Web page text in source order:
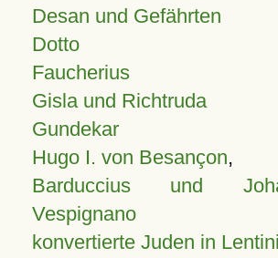
Desan und Gefährten
Dotto
Faucherius
Gisla und Richtruda
Gundekar
Hugo I. von Besançon,
Barduccius und
Vespignano
konvertierte Juden in Lentini